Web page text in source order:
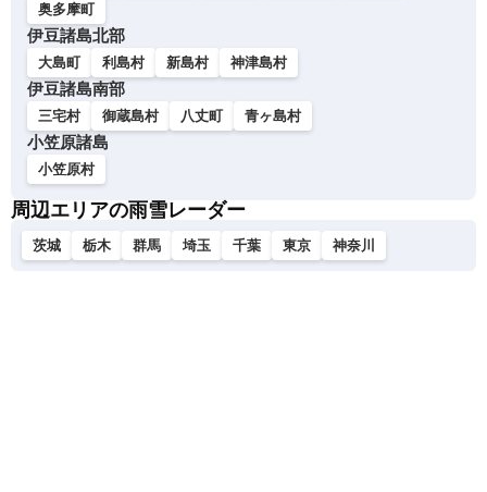
奥多摩町
伊豆諸島北部
大島町 利島村 新島村 神津島村
伊豆諸島南部
三宅村 御蔵島村 八丈町 青ヶ島村
小笠原諸島
小笠原村
周辺エリアの雨雪レーダー
茨城 栃木 群馬 埼玉 千葉 東京 神奈川